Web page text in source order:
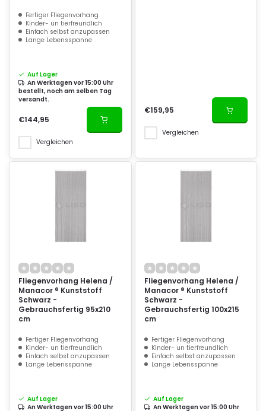
Fertiger Fliegenvorhang
Kinder- un tierfreundlich
Einfach selbst anzupassen
Lange Lebensspanne
Auf Lager
An Werktagen vor 15:00 Uhr
bestellt, noch am selben Tag
versandt.
€144,95
Vergleichen
€159,95
Vergleichen
Fliegenvorhang Helena /
Manacor ® Kunststoff
Schwarz -
Gebrauchsfertig 95x210
cm
Fertiger Fliegenvorhang
Kinder- un tierfreundlich
Einfach selbst anzupassen
Lange Lebensspanne
Auf Lager
An Werktagen vor 15:00 Uhr
Fliegenvorhang Helena /
Manacor ® Kunststoff
Schwarz -
Gebrauchsfertig 100x215
cm
Fertiger Fliegenvorhang
Kinder- un tierfreundlich
Einfach selbst anzupassen
Lange Lebensspanne
Auf Lager
An Werktagen vor 15:00 Uhr